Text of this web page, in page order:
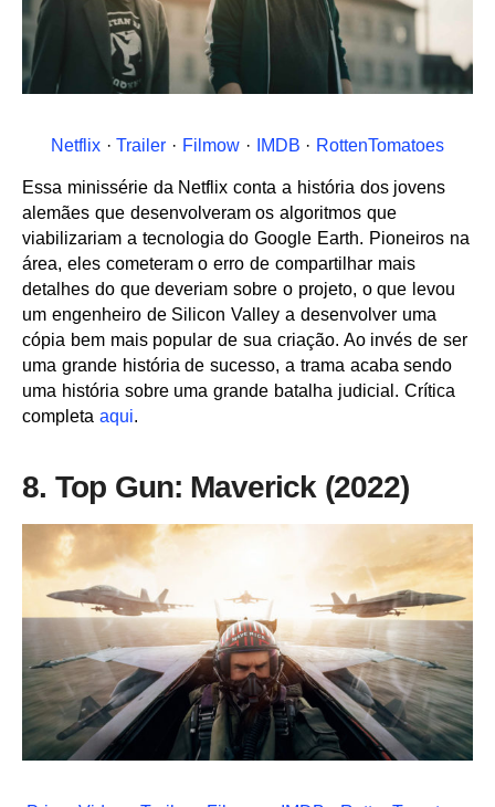
Netflix·Trailer · Filmow · IMDB · RottenTomatoes
Essa minissérie da Netflix conta a história dos jovens
alemães que desenvolveram os algoritmos que
viabilizariam a tecnologia do Google Earth. Pioneiros na
área, eles cometeram o erro de compartilhar mais
detalhes do que deveriam sobre o projeto, o que levou
um engenheiro de Silicon Valley a desenvolver uma
cópia bem mais popular de sua criação. Ao invés de ser
uma grande história de sucesso, a trama acaba sendo
uma história sobre uma grande batalha judicial. Crítica
completa aqui.
8. Top Gun: Maverick (2022)